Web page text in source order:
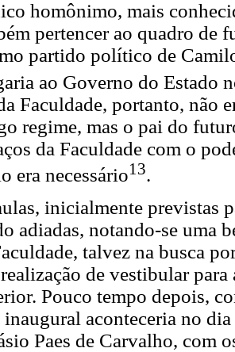
homônimo, mais
pertencer ao quadro de
partido político de
ao Governo do Estado
Faculdade, portanto, não
regime, mas o pai do
da Faculdade com o
era necessário13.
inicialmente previstas
adiadas, notando-se uma
talvez na busca
de vestibular
Pouco tempo depois,
inaugural aconteceria no
Paes de Carvalho, com